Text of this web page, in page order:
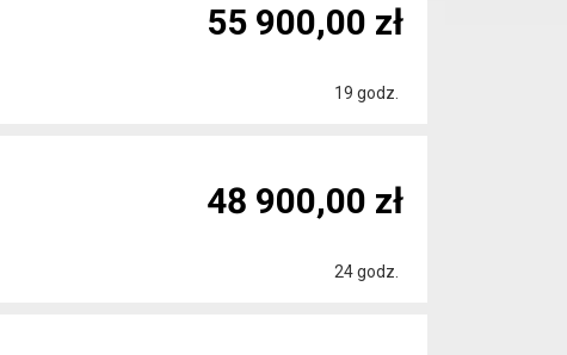
19 godz.
55 900,00 zł
24 godz.
48 900,00 zł